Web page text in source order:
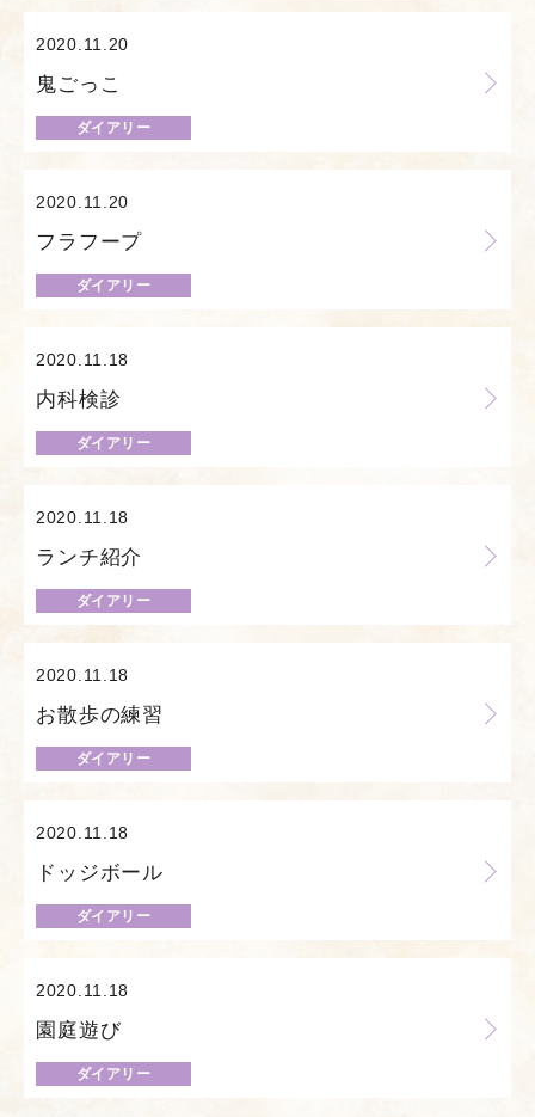
2020.11.20
鬼ごっこ
ダイアリー
2020.11.20
フラフープ
ダイアリー
2020.11.18
内科検診
ダイアリー
2020.11.18
ランチ紹介
ダイアリー
2020.11.18
お散歩の練習
ダイアリー
2020.11.18
ドッジボール
ダイアリー
2020.11.18
園庭遊び
ダイアリー